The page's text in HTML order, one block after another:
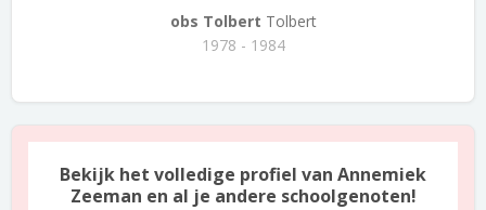
obs Tolbert Tolbert
1978 - 1984
Bekijk het volledige profiel van Annemiek
Zeeman en al je andere schoolgenoten!